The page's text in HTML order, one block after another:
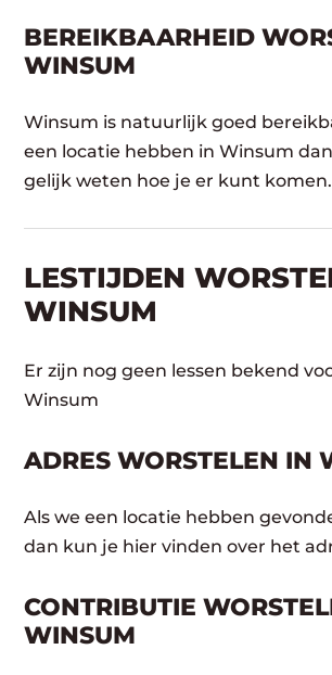
BEREIKBAARHEID
WINSUM
Winsum is natuurlijk goed
een locatie hebben in Winsum
gelijk weten hoe je er kunt komen.
LESTIJDEN
WINSUM
Er zijn nog geen lessen bekend
Winsum
ADRES WORSTELEN IN
Als we een locatie hebben
dan kun je hier vinden over het
CONTRIBUTIE
WINSUM